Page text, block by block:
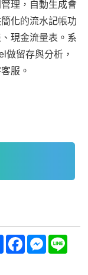
理，自動生成會
化的流水記帳功
現金流量表。系
做留存與分析，
服。
ShareFacebook